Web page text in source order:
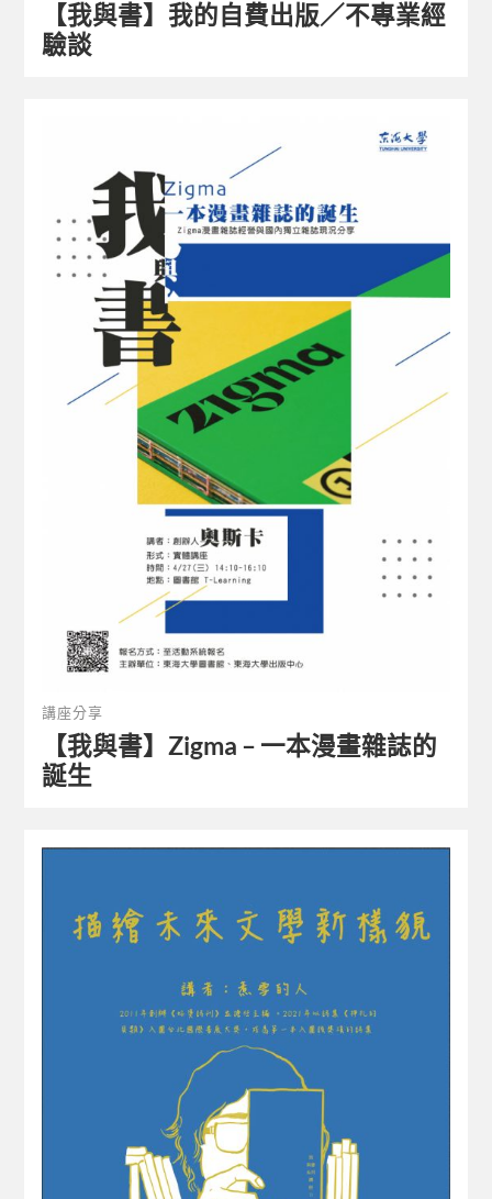
【我與書】我的自費出版／不專業經
驗談
講座分享
【我與書】Zigma – 一本漫畫雜誌的
誕生